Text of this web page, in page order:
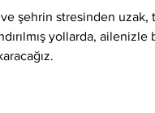
şehrin stresinden uzak,
yollarda,